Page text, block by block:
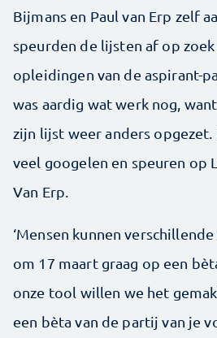
Bijmans en Paul van Erp zelf
speurden de lijsten af op
opleidingen van de aspirant-
was aardig wat werk nog,
zijn lijst weer anders opgezet.
veel googelen en speuren op
Van Erp.
‘Mensen kunnen
om 17 maart graag op een
onze tool willen we het
een bèta van de partij van je